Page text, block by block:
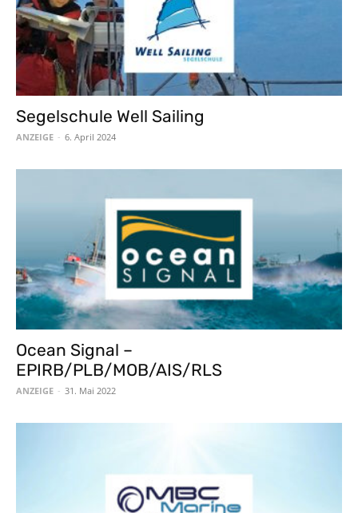
Segelschule Well Sailing
ANZEIGE - 6. April 2024
Ocean Signal –
EPIRB/PLB/MOB/AIS/RLS
ANZEIGE - 31. Mai 2022